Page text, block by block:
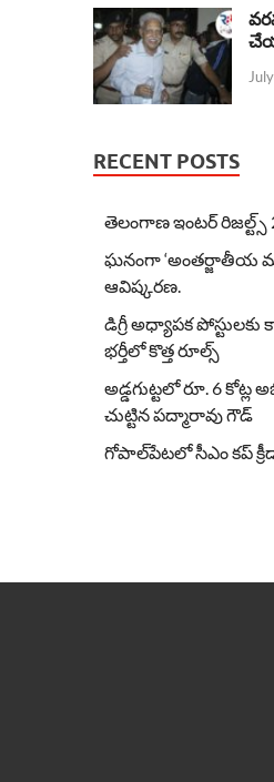
RECENT POSTS
తెలంగాణ ఇంటర్ రిజల్ట్స్
ఘనంగా ‘అంతర్జాతీయ
ఆవిష్కరణ.
డిగ్రీ అధ్యాపక పోస్టులకు
భర్తీలో కొత్త రూల్స్
అడ్డగుట్టలో రూ. 6 కోట్ల
చుట్టిన పద్మారావు గౌడ్
గోపాల్‌పేటలో సీఎం కప్